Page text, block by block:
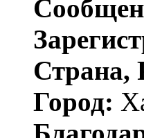
Страна,
Город: